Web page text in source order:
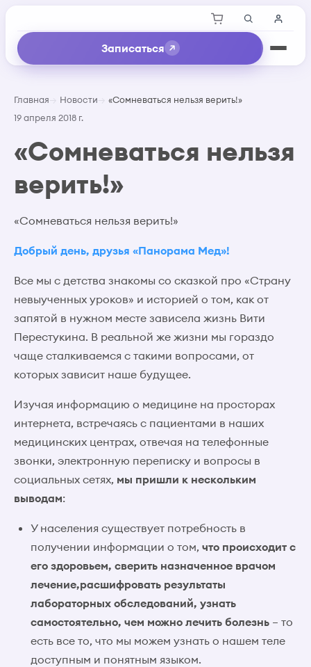
Записаться
Главная Новости
«Сомневаться нельзя верить!»
19 апреля 2018 г.
«Сомневаться нельзя
верить!»
«Сомневаться нельзя верить!»
Добрый день, друзья «Панорама Мед»!
Все мы с детства знакомы со сказкой про «Страну
невыученных уроков» и историей о том, как от
запятой в нужном месте зависела жизнь Вити
Перестукина. В реальной же жизни мы гораздо
чаще сталкиваемся с такими вопросами, от
которых зависит наше будущее.
Изучая информацию о медицине на просторах
интернета, встречаясь с пациентами в наших
медицинских центрах, отвечая на телефонные
звонки, электронную переписку и вопросы в
социальных сетях, мы пришли к нескольким
выводам:
У населения существует потребность в
получении информации о том, что происходит с
его здоровьем, сверить назначенное врачом
лечение,расшифровать результаты
лабораторных обследований, узнать
самостоятельно, чем можно лечить болезнь – то
есть все то, что мы можем узнать о нашем теле
доступным и понятным языком.